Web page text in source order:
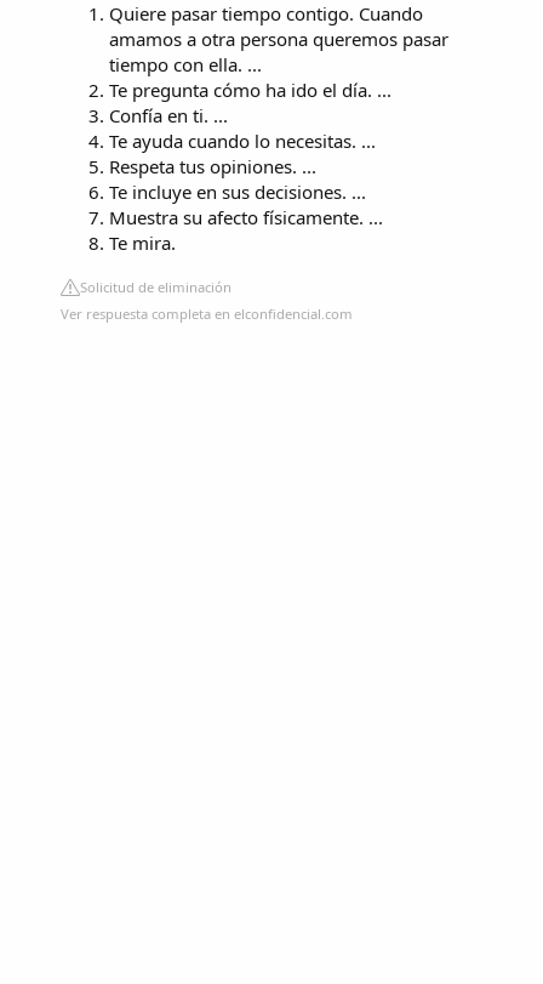
Quiere pasar tiempo contigo. Cuando
amamos a otra persona queremos pasar
tiempo con ella. ...
Te pregunta cómo ha ido el día. ...
Confía en ti. ...
Te ayuda cuando lo necesitas. ...
Respeta tus opiniones. ...
Te incluye en sus decisiones. ...
Muestra su afecto físicamente. ...
Te mira.
Solicitud de eliminación
Ver respuesta completa en elconfidencial.com